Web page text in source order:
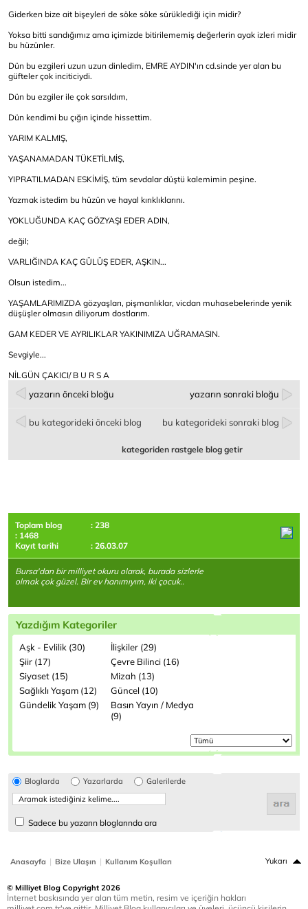
Giderken bize ait bişeyleri de söke söke sürüklediği için midir?
Yoksa bitti sandığımız ama içimizde bitirilememiş değerlerin ayak izleri midir
bu hüzünler.
Dün bu ezgileri uzun uzun dinledim, EMRE AYDIN'ın cd.sinde yer alan bu
güfteler çok inciticiydi.
Dün bu ezgiler ile çok sarsıldım,
Dün kendimi bu çığın içinde hissettim.
YARIM KALMIŞ,
YAŞANAMADAN TÜKETİLMİŞ,
YIPRATILMADAN ESKİMİŞ, tüm sevdalar düştü kalemimin peşine.
Yazmak istedim bu hüzün ve hayal kırıklıklarını.
YOKLUĞUNDA KAÇ GÖZYAŞI EDER ADIN,
değil;
VARLIĞINDA KAÇ GÜLÜŞ EDER, AŞKIN...
Olsun istedim...
YAŞAMLARIMIZDA gözyaşları, pişmanlıklar, vicdan muhasebelerinde yenik
düşüşler olmasın diliyorum dostlarım.
GAM KEDER VE AYRILIKLAR YAKINIMIZA UĞRAMASIN.
Sevgiyle...
NİLGÜN ÇAKICI/ B U R S A
yazarın önceki bloğu yazarın sonraki bloğu
bu kategorideki önceki blog bu kategorideki sonraki blog
kategoriden rastgele blog getir
Toplam blog
: 238
: 1468
Kayıt tarihi
: 26.03.07
Bursa'dan bir milliyet okuru olarak, burada sizlerle
olmak çok güzel. Bir ev hanımıyım, iki çocuk..
Yazdığım Kategoriler
Aşk - Evlilik (30)
İlişkiler (29)
Şiir (17)
Çevre Bilinci (16)
Siyaset (15)
Mizah (13)
Sağlıklı Yaşam (12)
Güncel (10)
Gündelik Yaşam (9)
Basın Yayın / Medya
(9)
Bloglarda Yazarlarda Galerilerde
Sadece bu yazarın bloglarında ara
Anasayfa | Bize Ulaşın | Kullanım Koşulları Yukarı
© Milliyet Blog Copyright 2026
İnternet baskısında yer alan tüm metin, resim ve içeriğin hakları